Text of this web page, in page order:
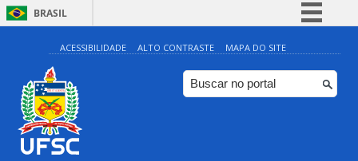
BRASIL
Simplifique!
Comunica BR
Participe
ACESSIBILIDADE ALTO CONTRASTE MAPA DO SITE